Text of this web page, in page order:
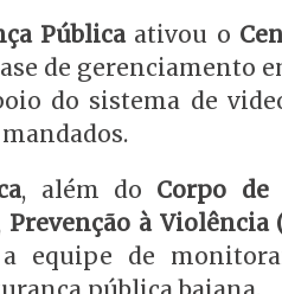
Pública ativou o
de gerenciamento
do sistema de
, além do Corpo de
Prevenção à Violência
equipe de